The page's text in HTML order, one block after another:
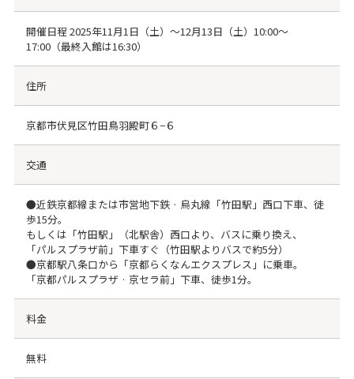
開催日程 2025年11月1日（土）～12月13日（土）10:00～
17:00（最終入館は16:30）
住所
京都市伏見区竹田鳥羽殿町６−６
交通
●近鉄京都線または市営地下鉄 · 烏丸線「竹田駅」西口下車、徒
歩15分。
もしくは「竹田駅」（北駅舎）西口より、バスに乗り換え、
「パルスプラザ前」下車すぐ（竹田駅よりバスで約5分）
●京都駅八条口から「京都らくなんエクスプレス」に乗車。
「京都パルスプラザ · 京セラ前」下車、徒歩1分。
料金
無料